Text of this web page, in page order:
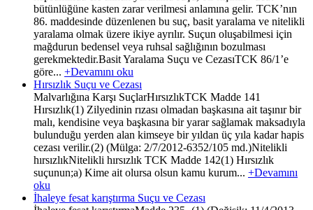
bütünlüğüne kasten zarar verilmesi anlamına gelir. TCK’nın
86. maddesinde düzenlenen bu suç, basit yaralama ve nitelikli
yaralama olmak üzere ikiye ayrılır. Suçun oluşabilmesi için
mağdurun bedensel veya ruhsal sağlığının bozulması
gerekmektedir.Basit Yaralama Suçu ve CezasıTCK 86/1’e
göre... +Devamını oku
Hırsızlık Suçu ve Cezası
Malvarlığına Karşı SuçlarHırsızlıkTCK Madde 141
Hırsızlık(1) Zilyedinin rızası olmadan başkasına ait taşınır bir
malı, kendisine veya başkasına bir yarar sağlamak maksadıyla
bulunduğu yerden alan kimseye bir yıldan üç yıla kadar hapis
cezası verilir.(2) (Mülga: 2/7/2012-6352/105 md.)Nitelikli
hırsızlıkNitelikli hırsızlık TCK Madde 142(1) Hırsızlık
suçunun;a) Kime ait olursa olsun kamu kurum... +Devamını
oku
İhaleye fesat karıştırma Suçu ve Cezası